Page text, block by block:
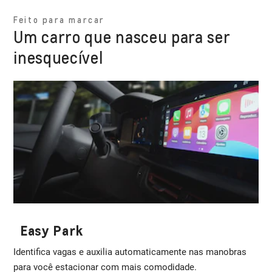
Feito para marcar
Um carro que nasceu para ser
inesquecível
Easy Park
Identifica vagas e auxilia automaticamente nas manobras
para você estacionar com mais comodidade.